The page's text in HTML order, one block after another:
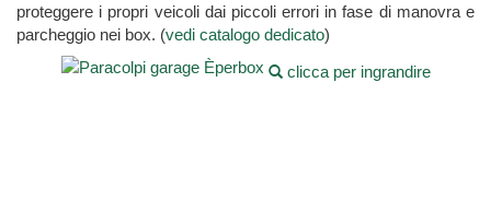
proteggere i propri veicoli dai piccoli errori in fase di manovra e
parcheggio nei box. (vedi catalogo dedicato)
clicca per ingrandire